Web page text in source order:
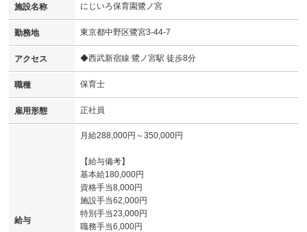
施設名称 にじいろ保育園鷺ノ宮
勤務地 東京都中野区鷺宮3-44-7
アクセス ◆西武新宿線 鷺ノ宮駅 徒歩8分
職種 保育士
雇用形態 正社員
給与
月給288,000円～350,000円
【給与備考】
基本給180,000円
資格手当8,000円
施設手当62,000円
特別手当23,000円
職務手当6,000円